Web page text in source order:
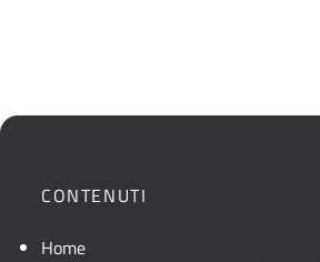
CONTENUTI
Home